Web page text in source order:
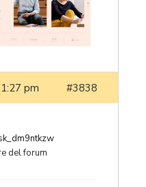
pm #3838
del forum